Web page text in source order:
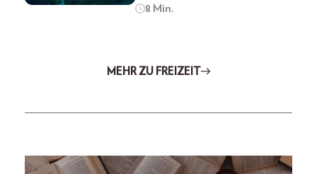
8 Min.
MEHR ZU FREIZEIT